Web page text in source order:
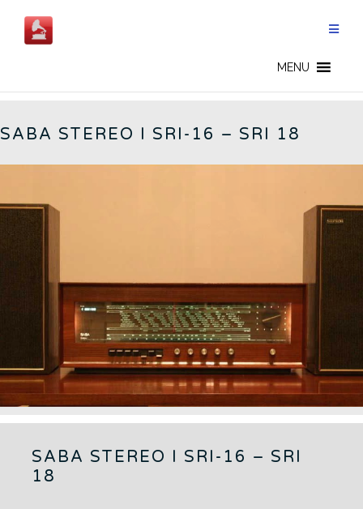
contenuto
MENU
SABA STEREO I SRI-16 – SRI 18
SABA STEREO I SRI-16 – SRI
18